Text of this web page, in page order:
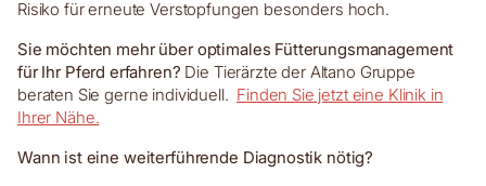
Risiko für erneute Verstopfungen besonders hoch.
Sie möchten mehr über optimales Fütterungsmanagement
für Ihr Pferd erfahren? Die Tierärzte der Altano Gruppe
beraten Sie gerne individuell. Finden Sie jetzt eine Klinik in
Ihrer Nähe.
Wann ist eine weiterführende Diagnostik nötig?